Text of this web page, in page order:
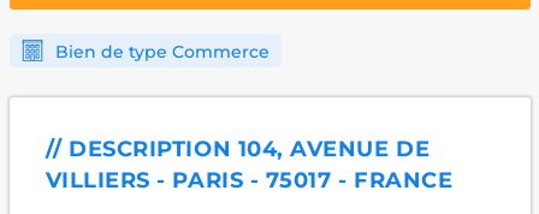
Bien de type Commerce
// DESCRIPTION 104, AVENUE DE
VILLIERS - PARIS - 75017 - FRANCE